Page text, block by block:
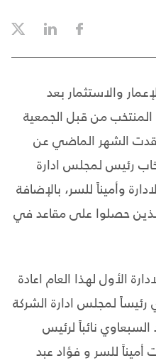
والاستثمار بعد
المنتخب من قبل الجمعية
الشهر الماضي عن
رئيس لمجلس ادارة
وأميناً للسر، بالإضافة
حصلوا على مقاعد في
الأول لهذا العام اعادة
رئيساً لمجلس ادارة الشركة
نائباً لرئيس
للسر و فؤاد عبد